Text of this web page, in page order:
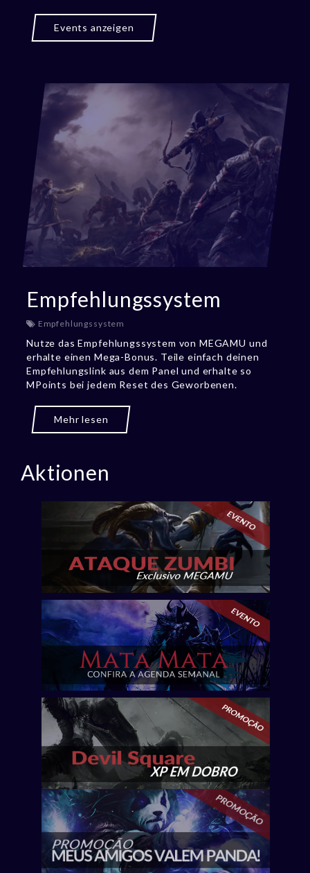
Events anzeigen
Empfehlungssystem
Empfehlungssystem
Nutze das Empfehlungssystem von MEGAMU und
erhalte einen Mega-Bonus. Teile einfach deinen
Empfehlungslink aus dem Panel und erhalte so
MPoints bei jedem Reset des Geworbenen.
Mehr lesen
Aktionen